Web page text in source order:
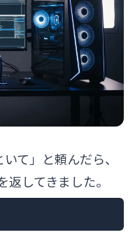
て」と頼んだら、
してきました。